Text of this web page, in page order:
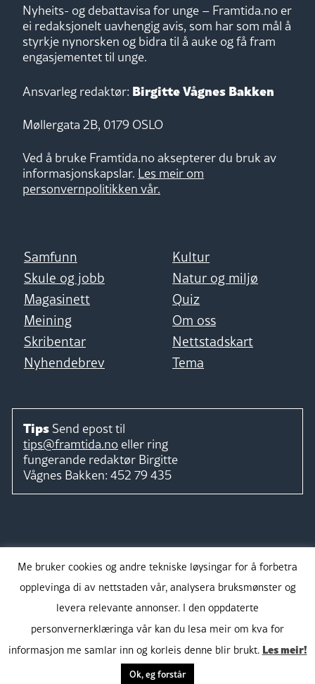
Nyheits- og debattavisa for unge – Framtida.no er
ei redaksjonelt uavhengig avis, som har som mål å
styrkje nynorsken og bidra til å auke og få fram
engasjementet til unge.
Ansvarleg redaktør: Birgitte Vågnes Bakken
Møllergata 2B, 0179 OSLO
Ved å bruke Framtida.no aksepterer du bruk av
informasjonskapslar. Les meir om
personvernpolitikken vår.
Samfunn
Kultur
Skule og jobb
Natur og miljø
Magasinett
Quiz
Meining
Om oss
Skribentar
Nettstadskart
Nyhendebrev
Tema
Tips Send epost til
tips@framtida.no eller ring
fungerande redaktør Birgitte
Vågnes Bakken: 452 79 435
Takk for støtta:
Me bruker cookies og andre tekniske løysingar for å forbetra
opplevinga di av nettstaden vår, analysera bruksmønster og
levera relevante annonser. I den oppdaterte
personvernerklæringa vår kan du lesa meir om kva for
informasjon me samlar inn og korleis denne blir brukt. Les meir!
Ok, eg forstår